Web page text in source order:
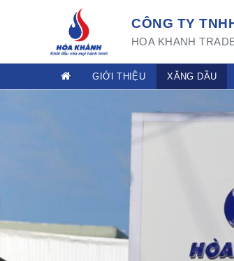
CÔNG TY
HOA KHANH
GIỚI THIỆU XĂNG DẦU